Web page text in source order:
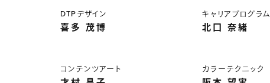
DTPデザイン
喜多 茂博
キャリアプログラム
北口 奈緒
コンテンツアート カラーテクニック